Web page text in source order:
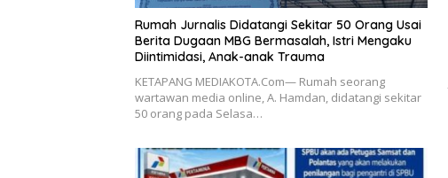
Rumah Jurnalis Didatangi Sekitar 50 Orang Usai
Berita Dugaan MBG Bermasalah, Istri Mengaku
Diintimidasi, Anak-anak Trauma
KETAPANG MEDIAKOTA.Com— Rumah seorang
wartawan media online, A. Hamdan, didatangi sekitar
50 orang pada Selasa…